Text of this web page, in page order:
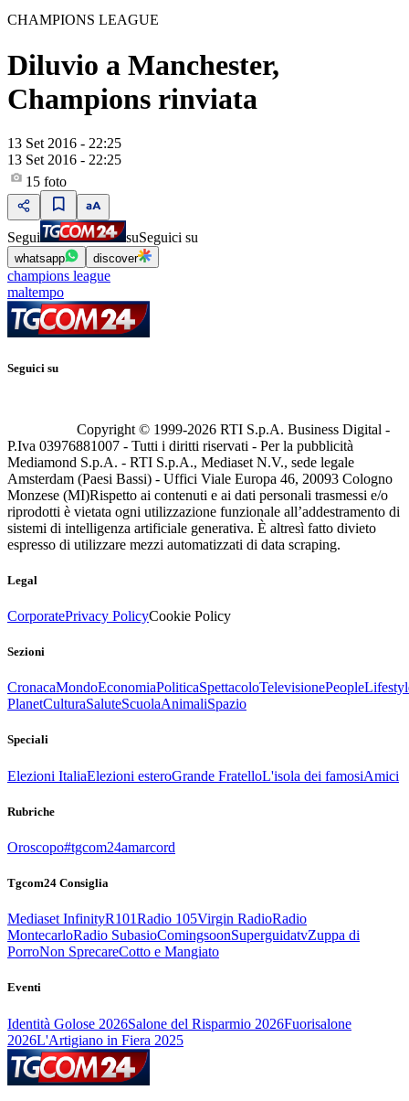
CHAMPIONS LEAGUE
Diluvio a Manchester,
Champions rinviata
13 Set 2016 - 22:25
13 Set 2016 - 22:25
15 foto
Segui suSeguici su
whatsapp discover
champions league
maltempo
Seguici su
Copyright © 1999-2026 RTI S.p.A. Business Digital -
P.Iva 03976881007 - Tutti i diritti riservati - Per la pubblicità
Mediamond S.p.A. - RTI S.p.A., Mediaset N.V., sede legale
Amsterdam (Paesi Bassi) - Uffici Viale Europa 46, 20093 Cologno
Monzese (MI)Rispetto ai contenuti e ai dati personali trasmessi e/o
riprodotti è vietata ogni utilizzazione funzionale all’addestramento di
sistemi di intelligenza artificiale generativa. È altresì fatto divieto
espresso di utilizzare mezzi automatizzati di data scraping.
Legal
CorporatePrivacy PolicyCookie Policy
Sezioni
CronacaMondoEconomiaPoliticaSpettacoloTelevisionePeople
PlanetCulturaSaluteScuolaAnimaliSpazio
Speciali
Elezioni ItaliaElezioni esteroGrande FratelloL'isola dei famosiAmici
Rubriche
Oroscopo#tgcom24amarcord
Tgcom24 Consiglia
Mediaset InfinityR101Radio 105Virgin RadioRadio
MontecarloRadio SubasioComingsoonSuperguidatvZuppa di
PorroNon SprecareCotto e Mangiato
Eventi
Identità Golose 2026Salone del Risparmio 2026Fuorisalone
2026L'Artigiano in Fiera 2025